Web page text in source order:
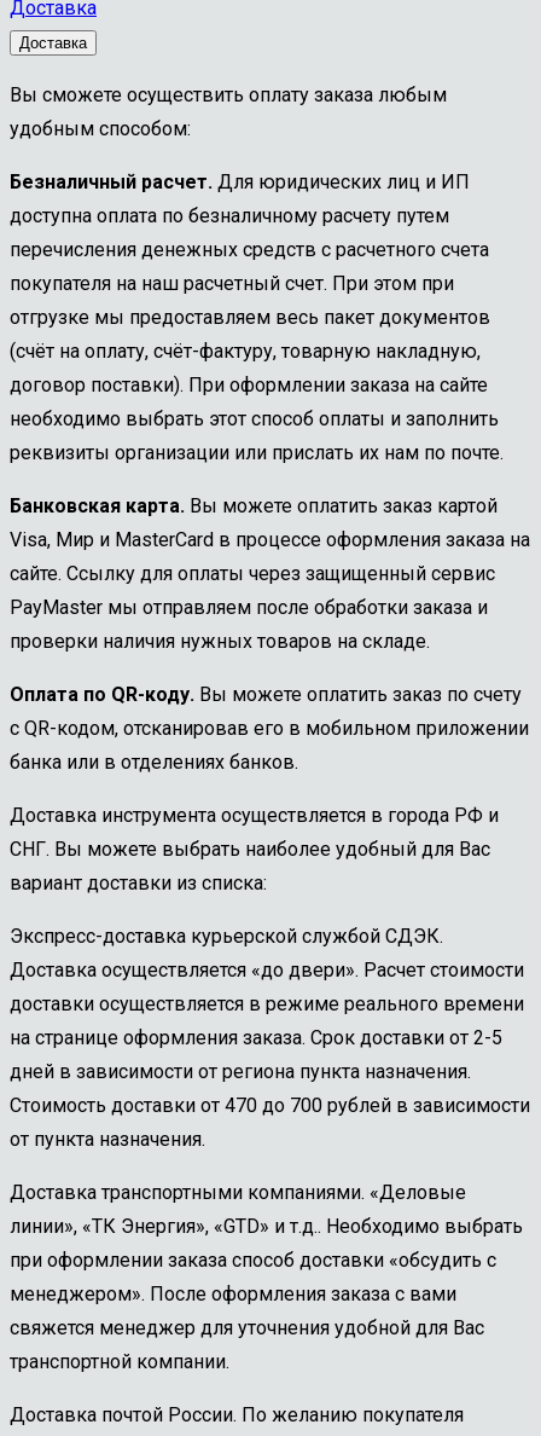
Доставка
Доставка
Вы сможете осуществить оплату заказа любым
удобным способом:
Безналичный расчет. Для юридических лиц и ИП
доступна оплата по безналичному расчету путем
перечисления денежных средств с расчетного счета
покупателя на наш расчетный счет. При этом при
отгрузке мы предоставляем весь пакет документов
(счёт на оплату, счёт-фактуру, товарную накладную,
договор поставки). При оформлении заказа на сайте
необходимо выбрать этот способ оплаты и заполнить
реквизиты организации или прислать их нам по почте.
Банковская карта. Вы можете оплатить заказ картой
Visa, Мир и MasterCard в процессе оформления заказа на
сайте. Ссылку для оплаты через защищенный сервис
PayMaster мы отправляем после обработки заказа и
проверки наличия нужных товаров на складе.
Оплата по QR-коду. Вы можете оплатить заказ по счету
с QR-кодом, отсканировав его в мобильном приложении
банка или в отделениях банков.
Доставка инструмента осуществляется в города РФ и
СНГ. Вы можете выбрать наиболее удобный для Вас
вариант доставки из списка:
Экспресс-доставка курьерской службой СДЭК.
Доставка осуществляется «до двери». Расчет стоимости
доставки осуществляется в режиме реального времени
на странице оформления заказа. Срок доставки от 2-5
дней в зависимости от региона пункта назначения.
Стоимость доставки от 470 до 700 рублей в зависимости
от пункта назначения.
Доставка транспортными компаниями. «Деловые
линии», «ТК Энергия», «GTD» и т.д.. Необходимо выбрать
при оформлении заказа способ доставки «обсудить с
менеджером». После оформления заказа с вами
свяжется менеджер для уточнения удобной для Вас
транспортной компании.
Доставка почтой России. По желанию покупателя